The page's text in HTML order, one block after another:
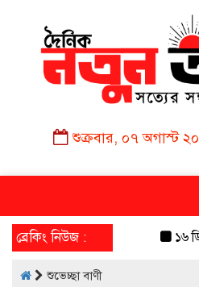
শুক্রবার, ০৭ অগাস্ট
ব্রেকিং নিউজ :
১৬
শুভেচ্ছা বাণী